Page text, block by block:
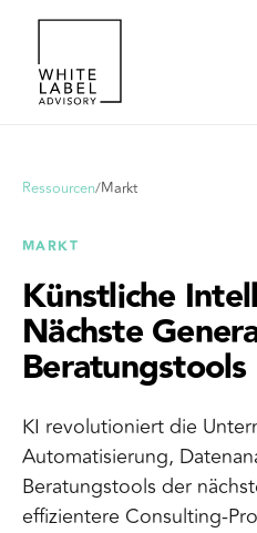
Ressourcen/Markt
MARKT
Künstliche
Nächste
Beratungstools
KI revolutioniert die
Automatisierung,
Beratungstools der
effizientere Consulting-